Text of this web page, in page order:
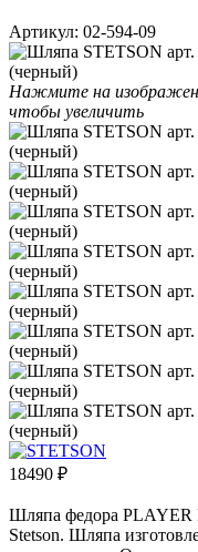
Артикул: 02-594-09
Нажмите на
чтобы увеличить
18490 ₽
Шляпа федора PLAYER
Stetson. Шляпа